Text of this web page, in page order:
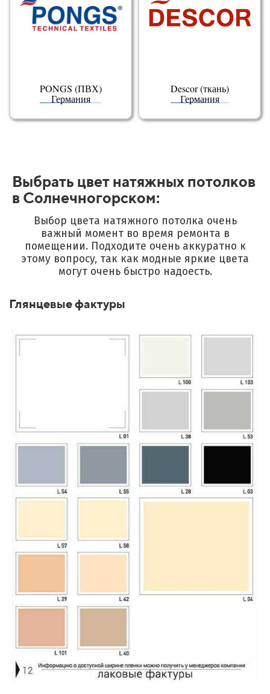
PONGS (ПВХ)
Германия
Descor (ткань)
Германия
Выбрать цвет натяжных потолков
в Солнечногорском:
Выбор цвета натяжного потолка очень
важный момент во время ремонта в
помещении.Подходите очень аккуратно к
этому вопросу, так как модные яркие цвета
могут очень быстро надоесть.
Глянцевые фактуры